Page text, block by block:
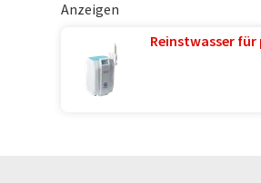
und Schachteln wurden mit
die Informationen über den
die Wurzeln unserer
individueller Verpackungen
sich der Bedarf an
Anzeigen
Reinstwasser für